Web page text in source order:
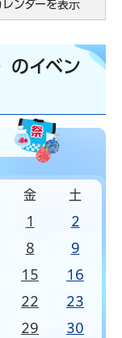
レンダーを表示
のイベン
金 土
1 2
8 9
15 16
22 23
29 30